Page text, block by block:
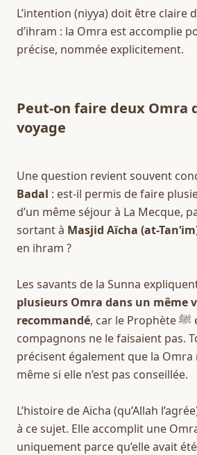
L’intention (niyya) doit être claire
d’ihram : la Omra est accomplie
précise, nommée explicitement.
Peut-on faire deux Omra
voyage
Une question revient souvent
Badal : est-il permis de faire
d’un même séjour à La Mecque,
sortant à Masjid Aïcha (at-
en ihram ?
Les savants de la Sunna
plusieurs Omra dans un même
recommandé, car le Prophète ﷺ et ses
compagnons ne le faisaient pas.
précisent également que la Omra
même si elle n’est pas conseillée.
L’histoire de Aïcha (qu’Allah
à ce sujet. Elle accomplit une
uniquement parce qu’elle avait